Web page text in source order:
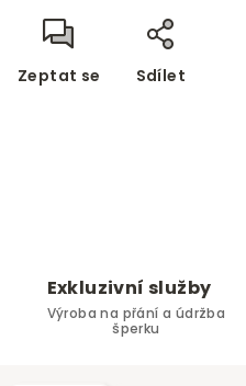
Zeptat se Sdílet
Exkluzivní služby
Výroba na přání a údržba
šperku